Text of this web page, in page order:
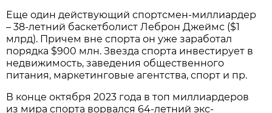
Еще один действующий спортсмен-миллиардер
– 38-летний баскетболист Леброн Джеймс ($1
млрд). Причем вне спорта он уже заработал
порядка $900 млн. Звезда спорта инвестирует в
недвижимость, заведения общественного
питания, маркетинговые агентства, спорт и пр.
В конце октября 2023 года в топ миллиардеров
из мира спорта ворвался 64-летний экс-